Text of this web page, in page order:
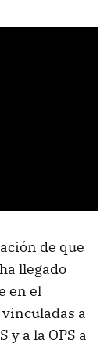
de que
llegado
en el
a
y a la OPS a